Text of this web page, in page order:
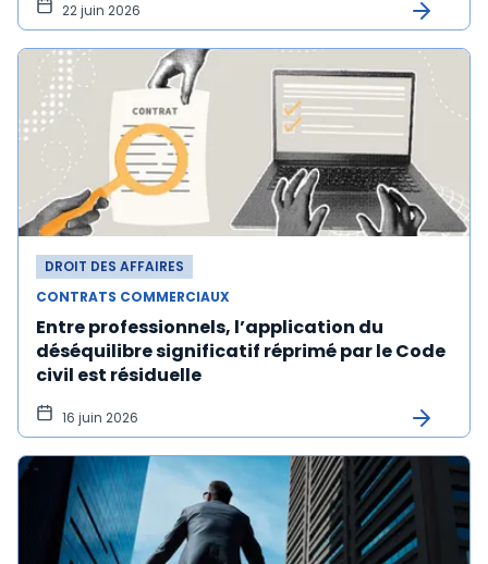
22 juin 2026
DROIT DES AFFAIRES
CONTRATS COMMERCIAUX
Entre professionnels, l’application du
déséquilibre significatif réprimé par le Code
civil est résiduelle
16 juin 2026